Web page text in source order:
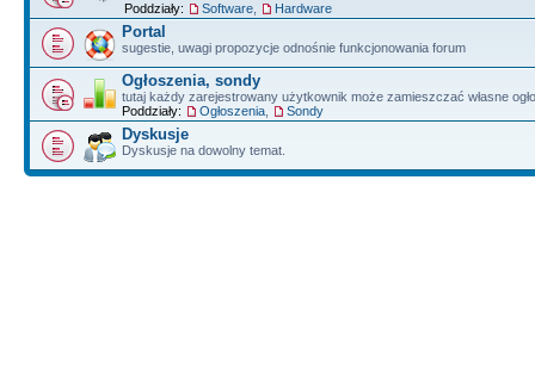
Poddziały: Software Hardware
Portal
sugestie, uwagi propozycje odnośnie funkcjonowania forum
Ogłoszenia, sondy
tutaj każdy zarejestrowany użytkownik może zamieszczać własne
Poddziały:
Ogłoszenia Sondy
Dyskusje
Dyskusje na dowolny temat.